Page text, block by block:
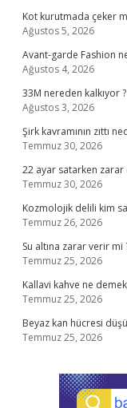
Kot kurutmada çeker
Ağustos 5, 2026
Avant-garde Fashion
Ağustos 4, 2026
33M nereden kalkıyor ?
Ağustos 3, 2026
Şirk kavramının zıttı
Temmuz 30, 2026
22 ayar satarken zarar
Temmuz 30, 2026
Kozmolojik delili kim
Temmuz 26, 2026
Su altına zarar verir mi
Temmuz 25, 2026
Kallavi kahve ne
Temmuz 25, 2026
Beyaz kan hücresi
Temmuz 25, 2026